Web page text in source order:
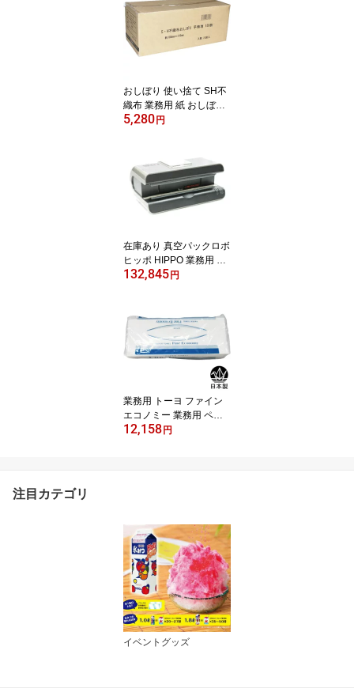
害 詰め替え 5000ml
おしぼり 使い捨て SH不
織布 業務用 紙 おしぼり
平 1ケース 2000入（100
5,280 円
在庫あり 真空パックロボ
ヒッポ HIPPO 業務用 真
空パック 包装機 脱気シ
132,845 円
業務用 トーヨ ファイン
エコノミー 業務用 ペー
パータオル2ケース 200
12,158 円
注目カテゴリ
イベントグッズ